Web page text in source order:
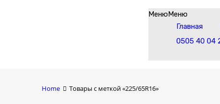
Skip
МенюМеню
Главная
0505 40 04
Home Товары с меткой «225/65R16»